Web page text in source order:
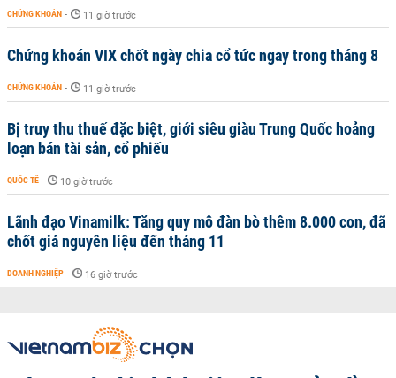
CHỨNG KHOÁN - 11 giờ trước
Chứng khoán VIX chốt ngày chia cổ tức ngay trong tháng 8
CHỨNG KHOÁN - 11 giờ trước
Bị truy thu thuế đặc biệt, giới siêu giàu Trung Quốc hoảng
loạn bán tài sản, cổ phiếu
QUỐC TẾ - 10 giờ trước
Lãnh đạo Vinamilk: Tăng quy mô đàn bò thêm 8.000 con, đã
chốt giá nguyên liệu đến tháng 11
DOANH NGHIỆP - 16 giờ trước